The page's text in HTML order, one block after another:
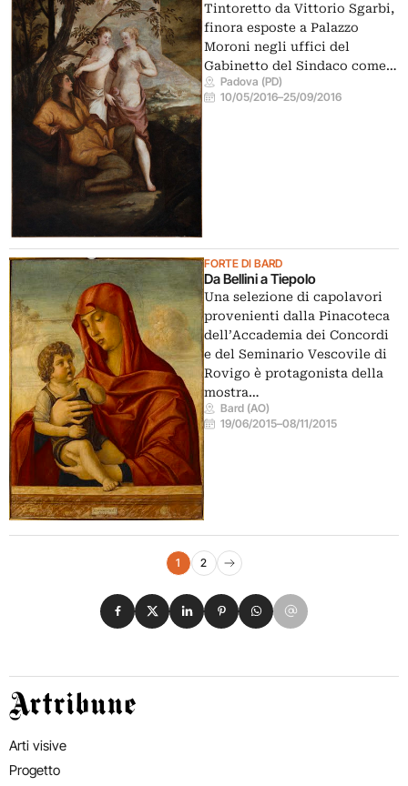
Tintoretto da Vittorio Sgarbi,
finora esposte a Palazzo
Moroni negli uffici del
Gabinetto del Sindaco come…
Padova (PD)
10/05/2016–25/09/2016
FORTE DI BARD
Da Bellini a Tiepolo
Una selezione di capolavori
provenienti dalla Pinacoteca
dell’Accademia dei Concordi
e del Seminario Vescovile di
Rovigo è protagonista della
mostra…
Bard (AO)
19/06/2015–08/11/2015
Navigazione eventi
1 2
Pagina successiva
Condividi su Facebook
Condividi su X
Condividi su LinkedIn
Condividi su Pinterest
Condividi su WhatsApp
Condividi su Email
Artribune
Arti visive
Progetto